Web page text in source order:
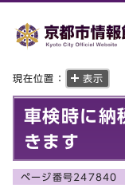
現在位置： 表示
車検時に納
きます
ページ番号247840